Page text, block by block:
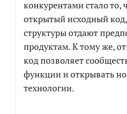
конкурентами стало то,
открытый исходный
структуры отдают
продуктам. К тому же,
код позволяет
функции и открывать
технологии.